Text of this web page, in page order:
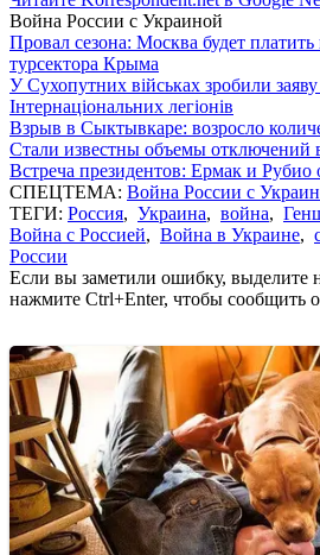
Война России с Украиной
Провал сезона: Москва будет
турсектора Крыма
У Сухопутних військах зробили заяву
Інтернаціональних легіонів
Взрыв в Сыктывкаре: возросло
Стали известны объемы отключений
Встреча президентов: Ермак и Рубио
СПЕЦТЕМА: Война России с
ТЕГИ: Россия, Украина, война,
Война с Россией, Война в Украине,
России
Если вы заметили ошибку, выделите
нажмите Ctrl+Enter, чтобы сообщить